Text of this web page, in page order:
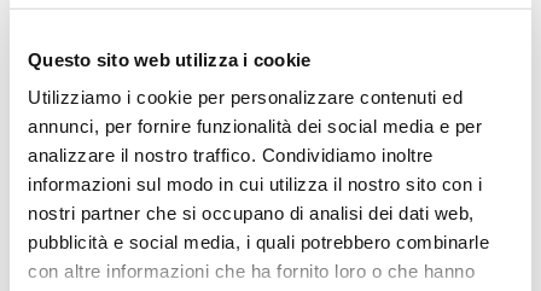
Questo sito web utilizza i cookie
Utilizziamo i cookie per personalizzare contenuti ed
annunci, per fornire funzionalità dei social media e per
analizzare il nostro traffico. Condividiamo inoltre
informazioni sul modo in cui utilizza il nostro sito con i
nostri partner che si occupano di analisi dei dati web,
pubblicità e social media, i quali potrebbero combinarle
con altre informazioni che ha fornito loro o che hanno
principali emozioni (felicità, tristezza, rabbia,
paura) e delle loro modalità espressive. I
bambini impareranno a riconoscere i diversi
gradi di intensità delle emozioni e scopriranno
il legame esistente tra evento, pensiero,
emozione e comportamento.